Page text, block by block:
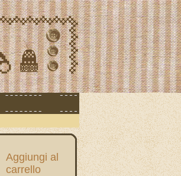
Aggiungi al
carrello